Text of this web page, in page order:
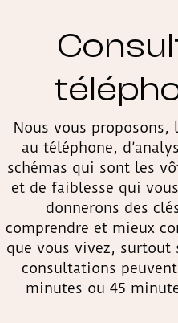
Nous vous proposons,
au téléphone,
schémas qui sont les
et de faiblesse qui
donnerons des
comprendre et mieux
que vous vivez, surtout
consultations
minutes ou 45